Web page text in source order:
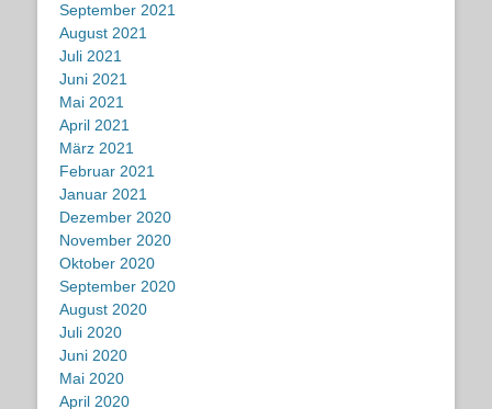
September 2021
August 2021
Juli 2021
Juni 2021
Mai 2021
April 2021
März 2021
Februar 2021
Januar 2021
Dezember 2020
November 2020
Oktober 2020
September 2020
August 2020
Juli 2020
Juni 2020
Mai 2020
April 2020